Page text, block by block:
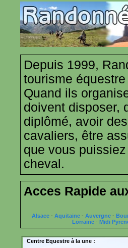
Depuis 1999,
tourisme
Quand ils
doivent disposer,
diplômé, avoir
cavaliers, être
que vous
cheval.
Acces Rapide
Alsace - Aquitaine - Auvergne -
Lorraine- Midi
Centre Equestre à la une :